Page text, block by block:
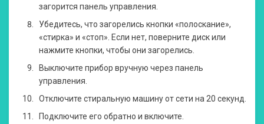
загорится панель управления.
Убедитесь, что загорелись кнопки «полоскание»,
«стирка» и «стоп». Если нет, поверните диск или
нажмите кнопки, чтобы они загорелись.
Выключите прибор вручную через панель
управления.
Отключите стиральную машину от сети на 20 секунд.
Подключите его обратно и включите.